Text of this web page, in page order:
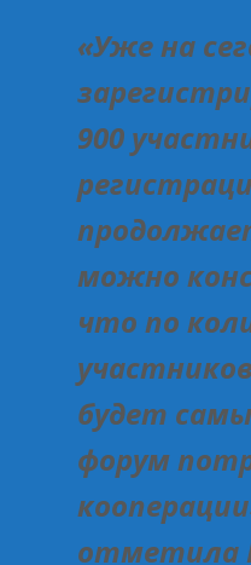
«Уже на
900
можно
что по
будет
форум
отметила